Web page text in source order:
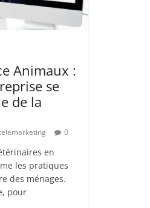
Animaux :
se
de la
0
en
les pratiques
des ménages.
pour